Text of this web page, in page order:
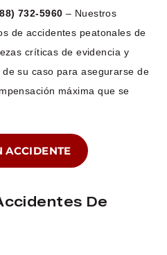
732-5960 – Nuestros
de accidentes peatonales de
críticas de evidencia y
su caso para asegurarse de
máxima que se
ACCIDENTE
De